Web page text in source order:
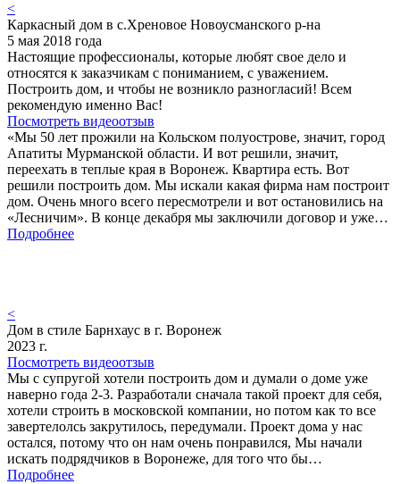
<
Каркасный дом в с.Хреновое Новоусманского р-на
5 мая 2018 года
Настоящие профессионалы, которые любят свое дело и
относятся к заказчикам с пониманием, с уважением.
Построить дом, и чтобы не возникло разногласий! Всем
рекомендую именно Вас!
Посмотреть видеоотзыв
«Мы 50 лет прожили на Кольском полуострове, значит, город
Апатиты Мурманской области. И вот решили, значит,
переехать в теплые края в Воронеж. Квартира есть. Вот
решили построить дом. Мы искали какая фирма нам построит
дом. Очень много всего пересмотрели и вот остановились на
«Лесничим». В конце декабря мы заключили договор и уже…
Подробнее
<
Дом в стиле Барнхаус в г. Воронеж
2023 г.
Посмотреть видеоотзыв
Мы с супругой хотели построить дом и думали о доме уже
наверно года 2-3. Разработали сначала такой проект для себя,
хотели строить в московской компании, но потом как то все
завертелолсь закрутилось, передумали. Проект дома у нас
остался, потому что он нам очень понравился, Мы начали
искать подрядчиков в Воронеже, для того что бы…
Подробнее